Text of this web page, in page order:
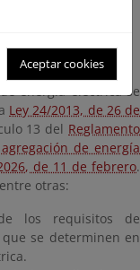
energía eléctrica se
Ley 24/2013, de 26 de
13 del Reglamento
de energía
de 11 de febrero.
otras:
los requisitos de
se determinen en
Aceptar cookies